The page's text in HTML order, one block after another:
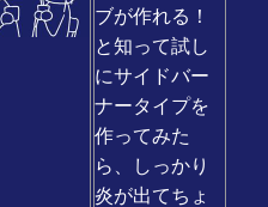
ブが作れる！
と知って試し
にサイドバー
ナータイプを
作ってみた
ら、しっかり
炎が出てちょ